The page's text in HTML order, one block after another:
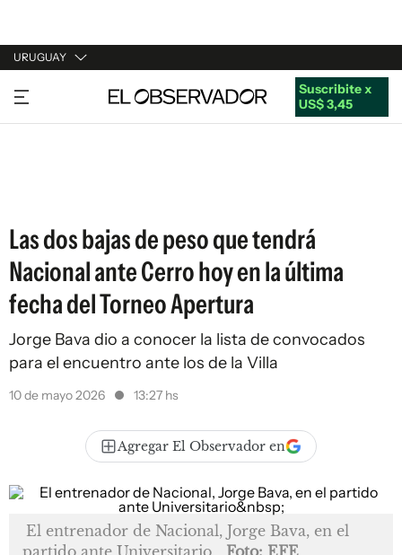
URUGUAY
URUGUAY
ARGENTINA
Suscribite x
US$ 3,45
Las dos bajas de peso que tendrá
Nacional ante Cerro hoy en la última
fecha del Torneo Apertura
Jorge Bava dio a conocer la lista de convocados
para el encuentro ante los de la Villa
10 de mayo 2026 13:27 hs
Agregar El Observador en
El entrenador de Nacional, Jorge Bava, en el
partido ante Universitario
Foto: EFE